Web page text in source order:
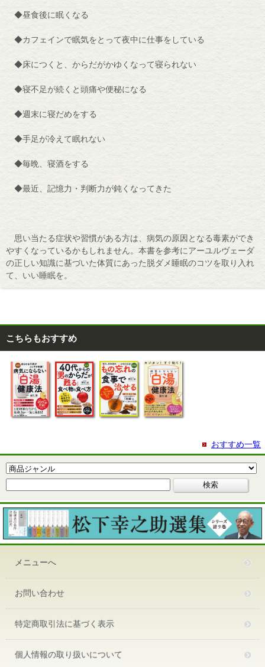
◆昼食後に眠くなる
◆カフェインで眠気をとって夜中に仕事をしている
◆床につくと、からだがかゆくなって寝られない
◆寝不足が続くと頭痛や便秘になる
◆週末に寝だめをする
◆手足が冷えて眠れない
◆毎晩、寝酒をする
◆最近、記憶力・判断力が鈍くなってきた
思い当たる症状や習慣がある方は、病気の原因となる毒素ができ
やすくなっているかもしれません。本書を参考にアーユルヴェーダ
の正しい知識に基づいた体質にあった脱ダメ睡眠のコツを取り入れ
て、いい睡眠を。
こちらもおすすめ
おすすめ一覧
メニューへ
お問い合わせ
特定商取引法に基づく表示
個人情報の取り扱いについて